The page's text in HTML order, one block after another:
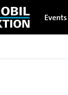
Events